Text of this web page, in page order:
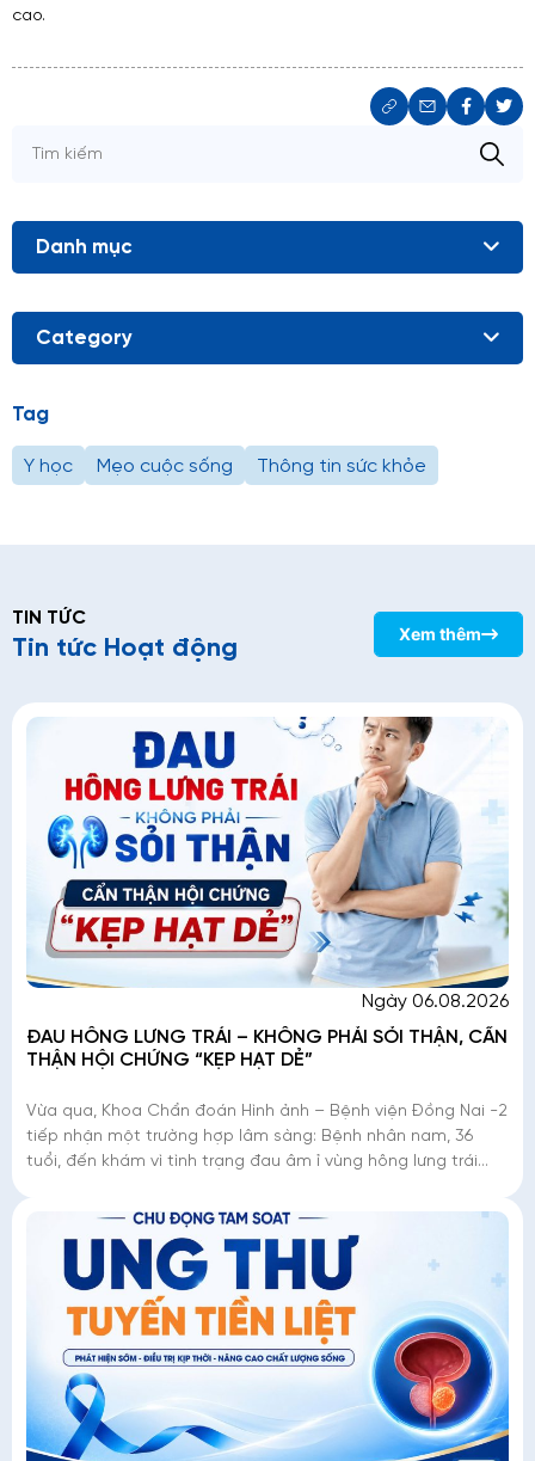
cao.
Danh mục
Category
Tag
Y học Mẹo cuộc sống Thông tin sức khỏe
TIN TỨC
Tin tức Hoạt động
Xem thêm
Ngày 06.08.2026
ĐAU HÔNG LƯNG TRÁI – KHÔNG PHẢI SỎI THẬN, CẨN
THẬN HỘI CHỨNG “KẸP HẠT DẺ”
Vừa qua, Khoa Chẩn đoán Hình ảnh – Bệnh viện Đồng Nai -2
tiếp nhận một trường hợp lâm sàng: Bệnh nhân nam, 36
tuổi, đến khám vì tình trạng đau âm ỉ vùng hông lưng trái